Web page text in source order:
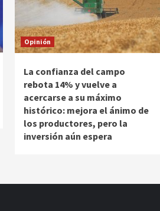
Opinión
La confianza del campo
rebota 14% y vuelve a
acercarse a su máximo
histórico: mejora el ánimo de
los productores, pero la
inversión aún espera